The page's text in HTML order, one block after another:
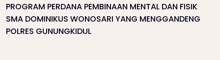
PROGRAM PERDANA PEMBINAAN MENTAL DAN FISIK
SMA DOMINIKUS WONOSARI YANG MENGGANDENG
POLRES GUNUNGKIDUL